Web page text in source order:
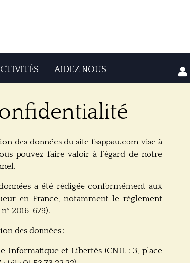
AIDEZ NOUS
des données du site fssppau.com vise à
pouvez faire valoir à l’égard de notre
a été rédigée conformément aux
en France, notamment le règlement
2016-679).
des données :
Informatique et Libertés (CNIL : 3, place